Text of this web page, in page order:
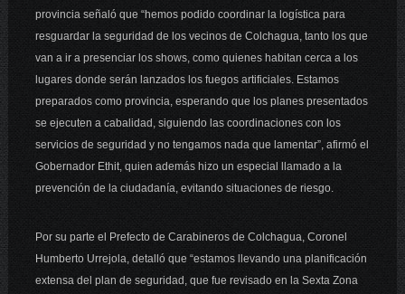
provincia señaló que “hemos podido coordinar la logística para
resguardar la seguridad de los vecinos de Colchagua, tanto los que
van a ir a presenciar los shows, como quienes habitan cerca a los
lugares donde serán lanzados los fuegos artificiales. Estamos
preparados como provincia, esperando que los planes presentados
se ejecuten a cabalidad, siguiendo las coordinaciones con los
servicios de seguridad y no tengamos nada que lamentar”, afirmó el
Gobernador Ethit, quien además hizo un especial llamado a la
prevención de la ciudadanía, evitando situaciones de riesgo.
Por su parte el Prefecto de Carabineros de Colchagua, Coronel
Humberto Urrejola, detalló que “estamos llevando una planificación
extensa del plan de seguridad, que fue revisado en la Sexta Zona